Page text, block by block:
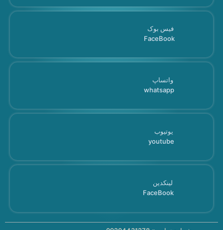
فیس بوک
FaceBook
واتساپ
whatsapp
یوتیوب
youtube
لینکدین
FaceBook